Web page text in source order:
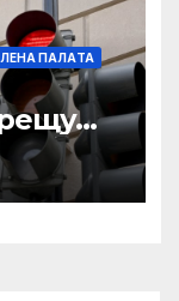
ПАЛAТА
дело с